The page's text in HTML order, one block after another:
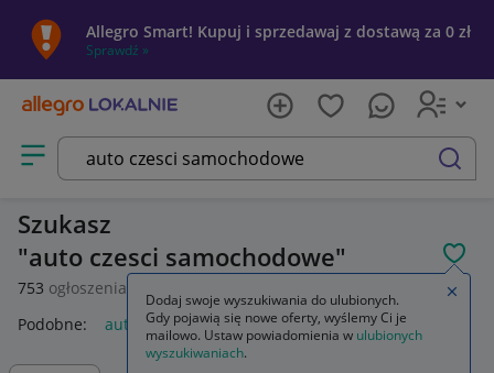
Allegro Smart! Kupuj i sprzedawaj z dostawą za 0 zł
Sprawdź »
Otwórz menu z kategoriami
szukaj
Szukasz
auto czesci samochodowe
753 ogłoszenia
Podobne: auto części samochodowe
Dodaj swoje wyszukiwania do ulubionych.
Gdy pojawią się nowe oferty, wyślemy Ci je
mailowo. Ustaw powiadomienia w ulubionych
wyszukiwaniach.